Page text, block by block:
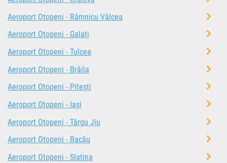
Aeroport Otopeni - Râmnicu Vâlcea
Aeroport Otopeni - Galați
Aeroport Otopeni - Tulcea
Aeroport Otopeni - Brăila
Aeroport Otopeni - Pitești
Aeroport Otopeni - Iași
Aeroport Otopeni - Târgu Jiu
Aeroport Otopeni - Bacău
Aeroport Otopeni - Slatina